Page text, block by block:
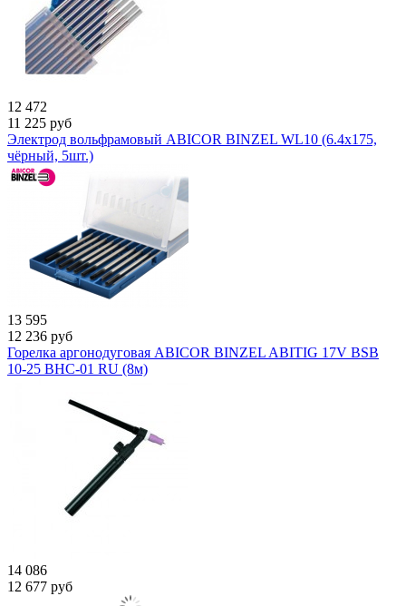
12 472
11 225 руб
Электрод вольфрамовый ABICOR BINZEL WL10 (6.4х175,
чёрный, 5шт.)
13 595
12 236 руб
Горелка аргонодуговая ABICOR BINZEL ABITIG 17V BSB
10-25 BHC-01 RU (8м)
14 086
12 677 руб